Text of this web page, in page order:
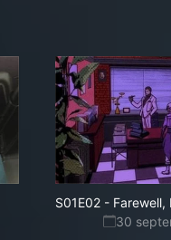
S01E02 -
30